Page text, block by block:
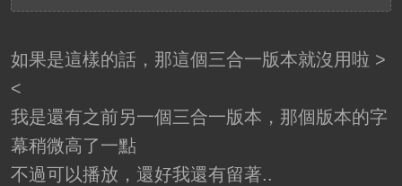
如果是這樣的話，那這個三合一版本就沒用啦 >
<
我是還有之前另一個三合一版本，那個版本的字
幕稍微高了一點
不過可以播放，還好我還有留著..